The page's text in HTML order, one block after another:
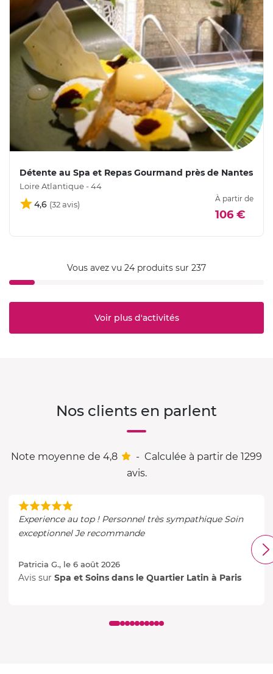
Détente au Spa et Repas Gourmand près de Nantes
Loire Atlantique - 44
4,6
À partir de
106 €
Vous avez vu 24 produits sur 237
Voir plus d'activités
Nos clients en parlent
Note moyenne de 4,8 - Calculée à partir de 1299
avis.
Experience au top ! Personnel très sympathique Soin
exceptionnel Je recommande
Patricia G., le 6 août 2026
Avis sur Spa et Soins dans le Quartier Latin à Paris